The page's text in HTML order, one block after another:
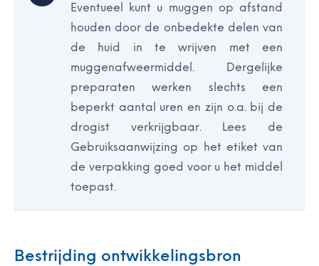
Eventueel kunt u muggen op afstand
houden door de onbedekte delen van
de huid in te wrijven met een
muggenafweermiddel. Dergelijke
preparaten werken slechts een
beperkt aantal uren en zijn o.a. bij de
drogist verkrijgbaar. Lees de
Gebruiksaanwijzing op het etiket van
de verpakking goed voor u het middel
toepast.
Bestrijding ontwikkelingsbron